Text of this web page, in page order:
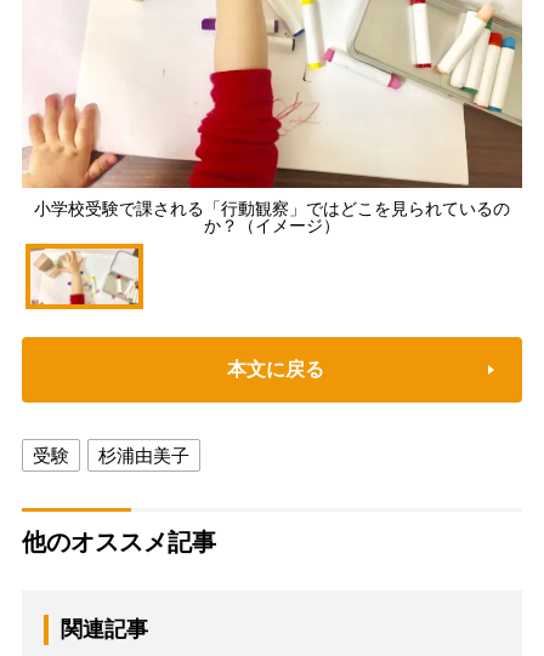
小学校受験で課される「行動観察」ではどこを見られているの
か？（イメージ）
本文に戻る
受験 杉浦由美子
他のオススメ記事
関連記事